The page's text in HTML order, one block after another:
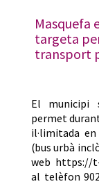
Masquefa
targeta
transport
El municipi
permet
il·limitada
(bus urbà
web https://
al telèfon